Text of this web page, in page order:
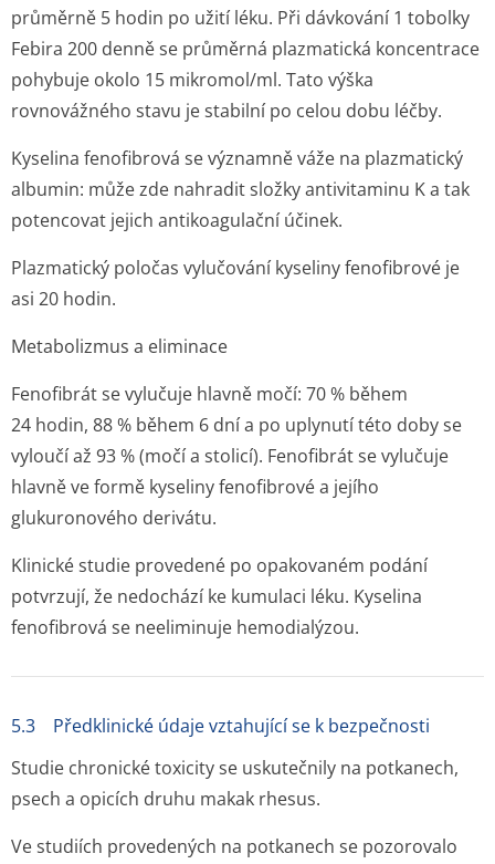
průměrně 5 hodin po užití léku. Při dávkování 1 tobolky
Febira 200 denně se průměrná plazmatická koncentrace
pohybuje okolo 15 mikromol/ml. Tato výška
rovnovážného stavu je stabilní po celou dobu léčby.
Kyselina fenofibrová se významně váže na plazmatický
albumin: může zde nahradit složky antivitaminu K a tak
potencovat jejich antikoagulační účinek.
Plazmatický poločas vylučování kyseliny fenofibrové je
asi 20 hodin.
Metabolizmus a eliminace
Fenofibrát se vylučuje hlavně močí: 70 % během
24 hodin, 88 % během 6 dní a po uplynutí této doby se
vyloučí až 93 % (močí a stolicí). Fenofibrát se vylučuje
hlavně ve formě kyseliny fenofibrové a jejího
glukuronového derivátu.
Klinické studie provedené po opakovaném podání
potvrzují, že nedochází ke kumulaci léku. Kyselina
fenofibrová se neeliminuje hemodialýzou.
5.3 Předklinické údaje vztahující se k bezpečnosti
Studie chronické toxicity se uskutečnily na potkanech,
psech a opicích druhu makak rhesus.
Ve studiích provedených na potkanech se pozorovalo